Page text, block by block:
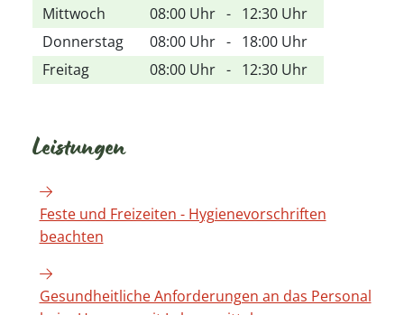
Mittwoch 08:00 Uhr - 12:30 Uhr
Donnerstag
08:00 Uhr - 18:00 Uhr
Freitag
08:00 Uhr - 12:30 Uhr
Leistungen
Feste und Freizeiten - Hygienevorschriften
beachten
Gesundheitliche Anforderungen an das Personal